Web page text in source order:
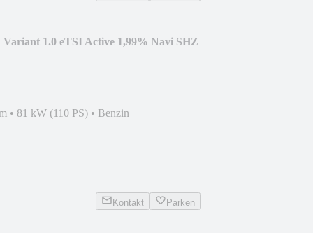
1.0 eTSI Active 1,99% Navi SHZ
• 81 kW (110 PS) • Benzin
Kontakt Parken